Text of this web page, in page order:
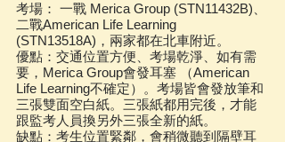
考場： 一戰 Merica Group (STN11432B)、
二戰American Life Learning
(STN13518A)，兩家都在北車附近。
優點：交通位置方便、考場乾淨、如有需
要，Merica Group會發耳塞 （American
Life Learning不確定）。考場皆會發放筆和
三張雙面空白紙。三張紙都用完後，才能
跟監考人員換另外三張全新的紙。
缺點：考生位置緊鄰，會稍微聽到隔壁耳